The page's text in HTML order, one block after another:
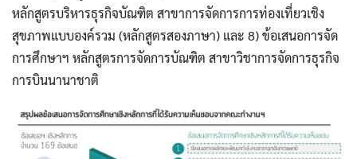
หลักสูตรบริหารธุรกิจบัณฑิต สาขาการจัดการการท่องเที่ยวเชิง
สุขภาพแบบองค์รวม (หลักสูตรสองภาษา) และ 8) ข้อเสนอการจัด
การศึกษาฯ หลักสูตรการจัดการบัณฑิต สาขาวิชาการจัดการธุรกิจ
การบินนานาชาติ